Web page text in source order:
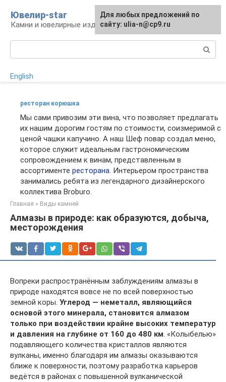
контенту
Ювелир-star
Камни и ювелирные изделия
English
ресторан корюшка
Мы сами привозим эти вина, что позволяет предлагать
их нашим дорогим гостям по стоимости, соизмеримой с
ценой чашки капучино. А наш Шеф повар создал меню,
которое служит идеальным гастрономическим
сопровождением к винам, представленным в
ассортименте ресторана. Интерьером пространства
занимались ребята из легендарного дизайнерского
коллектива Broburo.
Главная » Виды камней
Алмазы в природе: как образуются, добыча,
месторождения
Вопреки распространённым заблуждениям алмазы в
природе находятся вовсе не по всей поверхностью
земной коры. Углерод — неметалл, являющийся
основой этого минерала, становится алмазом
только при воздействии крайне высоких температур
и давления на глубине от 160 до 480 км. «Колыбелью»
подавляющего количества кристаллов являются
вулканы, именно благодаря им алмазы оказываются
ближе к поверхности, поэтому разработка карьеров
ведётся в районах с повышенной вулканической
Для любых предложений по
сайту: ulia-n@cp9.ru